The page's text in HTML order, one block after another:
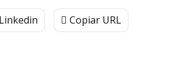
Linkedin Copiar URL